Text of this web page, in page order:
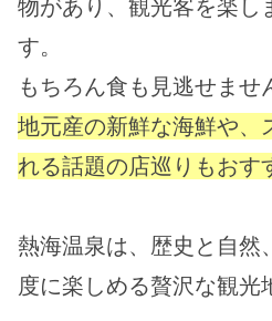
物があり、観光客を楽し
す。
もちろん食も見逃せませ
地元産の新鮮な海鮮や、
れる話題の店巡りもおす
熱海温泉は、歴史と自然
度に楽しめる贅沢な観光